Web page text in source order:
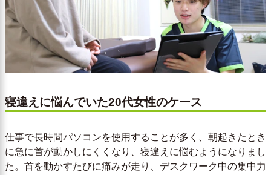
寝違えに悩んでいた20代女性のケース
仕事で長時間パソコンを使用することが多く、朝起きたとき
に急に首が動かしにくくなり、寝違えに悩むようになりまし
た。首を動かすたびに痛みが走り、デスクワーク中の集中力